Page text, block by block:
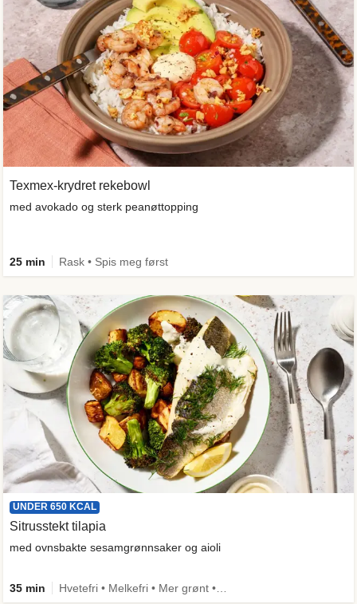
Texmex-krydret rekebowl
med avokado og sterk peanøttopping
25 min Rask • Spis meg først
UNDER 650 KCAL
Sitrusstekt tilapia
med ovnsbakte sesamgrønnsaker og aioli
35 min